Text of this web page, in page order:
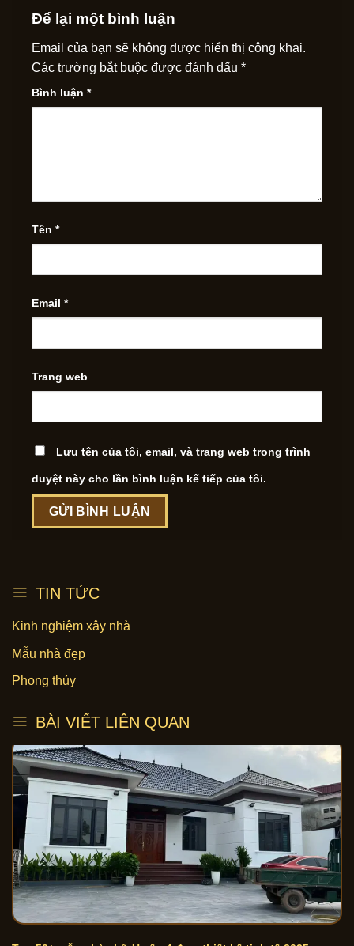
Để lại một bình luận
Email của bạn sẽ không được hiển thị công khai.
Các trường bắt buộc được đánh dấu *
Bình luận *
Tên *
Email *
Trang web
Lưu tên của tôi, email, và trang web trong trình
duyệt này cho lần bình luận kế tiếp của tôi.
TIN TỨC
Kinh nghiệm xây nhà
Mẫu nhà đẹp
Phong thủy
BÀI VIẾT LIÊN QUAN